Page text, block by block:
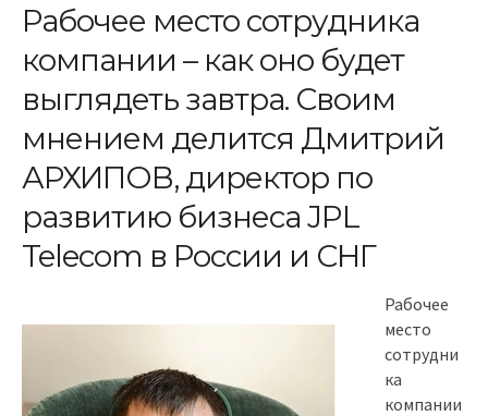
Рабочее место сотрудника
компании – как оно будет
выглядеть завтра. Своим
мнением делится Дмитрий
АРХИПОВ, директор по
развитию бизнеса JPL
Telecom в России и СНГ
Рабочее
место
сотрудни
ка
компании